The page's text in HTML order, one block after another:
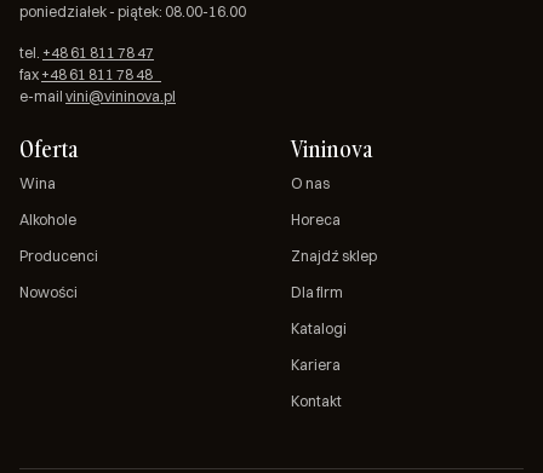
poniedziałek - piątek: 08.00-16.00
tel. +48 61 811 78 47
fax +48 61 811 78 48
e-mail vini@vininova.pl
Oferta
Wina
Alkohole
Producenci
Nowości
Vininova
O nas
Horeca
Znajdź sklep
Dla firm
Katalogi
Kariera
Kontakt